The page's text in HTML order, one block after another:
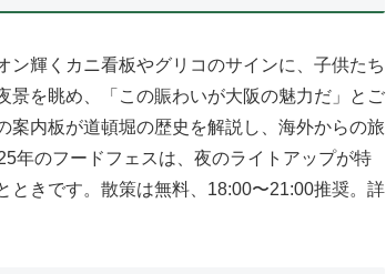
輝くカニ看板やグリコのサインに、子供たち
景を眺め、「この賑わいが大阪の魅力だ」とご
内板が道頓堀の歴史を解説し、海外からの旅
年のフードフェスは、夜のライトアップが特
ときです。散策は無料、18:00〜21:00推奨。詳